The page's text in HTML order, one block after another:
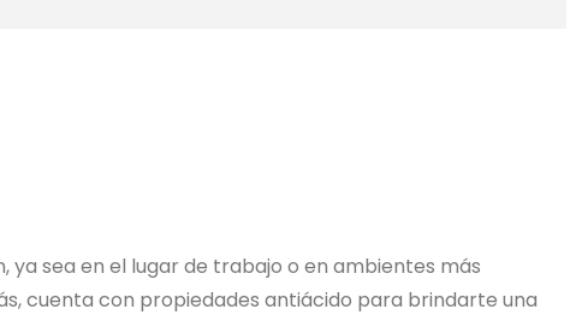
ya sea en el lugar de trabajo o en ambientes más
cuenta con propiedades antiácido para brindarte una